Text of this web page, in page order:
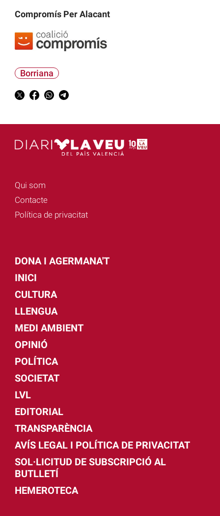
Compromís Per Alacant
Borriana
Qui som
Contacte
Política de privacitat
DONA I AGERMANA'T
INICI
CULTURA
LLENGUA
MEDI AMBIENT
OPINIÓ
POLÍTICA
SOCIETAT
LVL
EDITORIAL
TRANSPARÈNCIA
AVÍS LEGAL I POLÍTICA DE PRIVACITAT
SOL·LICITUD DE SUBSCRIPCIÓ AL
BUTLLETÍ
HEMEROTECA